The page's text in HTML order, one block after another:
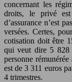
concernant les
droits, le privé
d’assurance n’est
versées. Certes,
cotisation doit être
qui veut dire 5 828
personne
est de 3 311 euros
4 trimestres.